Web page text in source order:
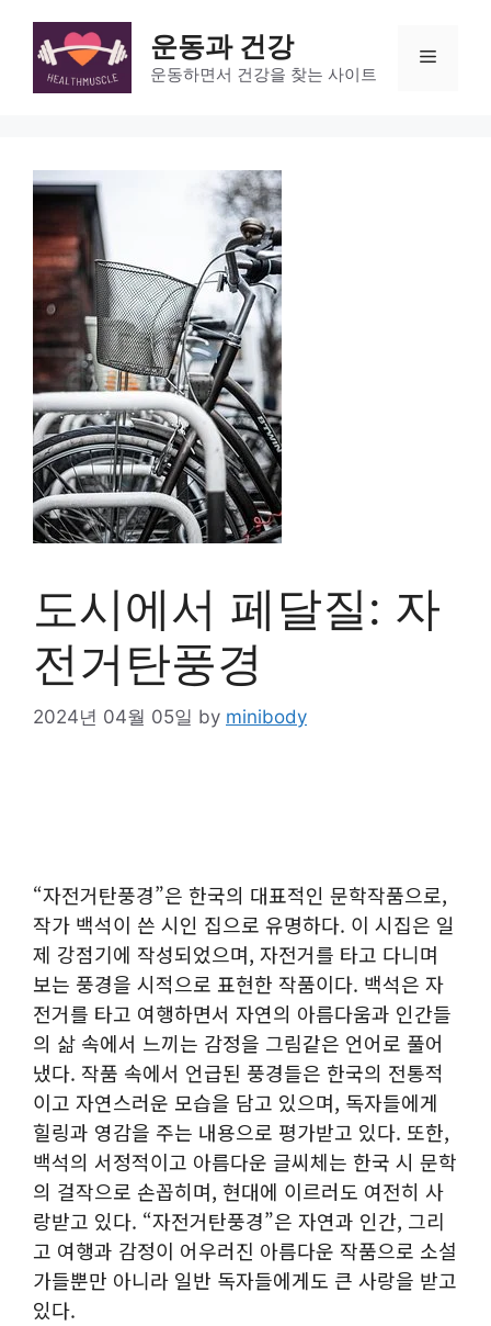
content
운동과 건강
운동하면서 건강을 찾는 사이트
Menu
도시에서 페달질: 자
전거탄풍경
2024년 04월 05일 by minibody
“자전거탄풍경”은 한국의 대표적인 문학작품으로,
작가 백석이 쓴 시인 집으로 유명하다. 이 시집은 일
제 강점기에 작성되었으며, 자전거를 타고 다니며
보는 풍경을 시적으로 표현한 작품이다. 백석은 자
전거를 타고 여행하면서 자연의 아름다움과 인간들
의 삶 속에서 느끼는 감정을 그림같은 언어로 풀어
냈다. 작품 속에서 언급된 풍경들은 한국의 전통적
이고 자연스러운 모습을 담고 있으며, 독자들에게
힐링과 영감을 주는 내용으로 평가받고 있다. 또한,
백석의 서정적이고 아름다운 글씨체는 한국 시 문학
의 걸작으로 손꼽히며, 현대에 이르러도 여전히 사
랑받고 있다. “자전거탄풍경”은 자연과 인간, 그리
고 여행과 감정이 어우러진 아름다운 작품으로 소설
가들뿐만 아니라 일반 독자들에게도 큰 사랑을 받고
있다.